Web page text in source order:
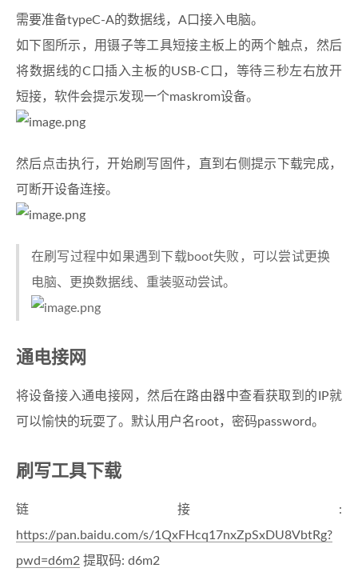
需要准备typeC-A的数据线，A口接入电脑。
如下图所示，用镊子等工具短接主板上的两个触点，然后
将数据线的C口插入主板的USB-C口，等待三秒左右放开
短接，软件会提示发现一个maskrom设备。
然后点击执行，开始刷写固件，直到右侧提示下载完成，
可断开设备连接。
在刷写过程中如果遇到下载boot失败，可以尝试更换
电脑、更换数据线、重装驱动尝试。
通电接网
将设备接入通电接网，然后在路由器中查看获取到的IP就
可以愉快的玩耍了。默认用户名root，密码password。
刷写工具下载
链接:
https://pan.baidu.com/s/1QxFHcq17nxZpSxDU8VbtRg?
pwd=d6m2 提取码: d6m2